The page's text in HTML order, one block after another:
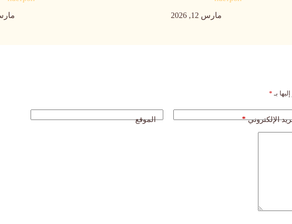
مارس 12, 2026
مارس
بـ *
الإلكتروني* الموقع